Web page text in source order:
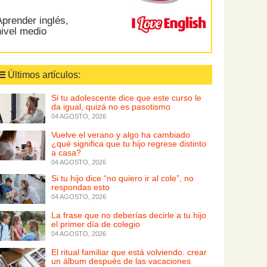
inglés,
medio
Últimos artículos:
Si tu adolescente dice que este curso le
da igual, quizá no es pasotismo
04 AGOSTO, 2026
Vuelve el verano y algo ha cambiado
¿qué significa que tu hijo regrese distinto
a casa?
04 AGOSTO, 2026
Si tu hijo dice “no quiero ir al cole”, no
respondas esto
04 AGOSTO, 2026
La frase que no deberías decirle a tu hijo
el primer día de colegio
04 AGOSTO, 2026
El ritual familiar que está volviendo: crear
un álbum después de las vacaciones